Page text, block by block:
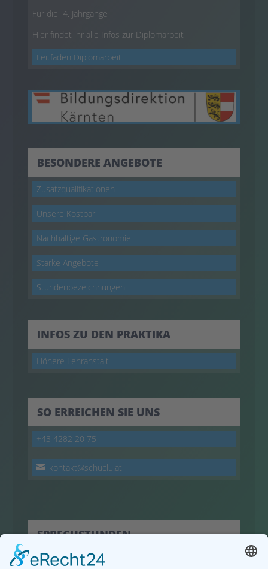
Für die 4. Jahrgänge
Hier findet ihr alle Infos zur Diplomarbeit
Leitfaden Diplomarbeit
BESONDERE ANGEBOTE
Zusatzqualifikationen
Unsere Kostbar
Nachhaltige Gastronomie
Starke Angebote
Stundenbezeichnungen
INFOS ZU DEN PRAKTIKA
Höhere Lehranstalt
SO ERREICHEN SIE UNS
+43 4282 20 75
kontakt@schuclu.at
SPRECHSTUNDEN
hier klicken